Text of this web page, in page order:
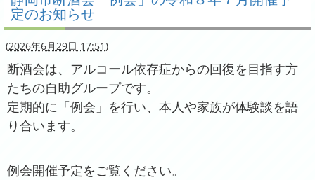
定のお知らせ
(2026年6月29日 17:51)
断酒会は、アルコール依存症からの回復を目指す方
たちの自助グループです。
定期的に「例会」を行い、本人や家族が体験談を語
り合います。
例会開催予定をご覧ください。